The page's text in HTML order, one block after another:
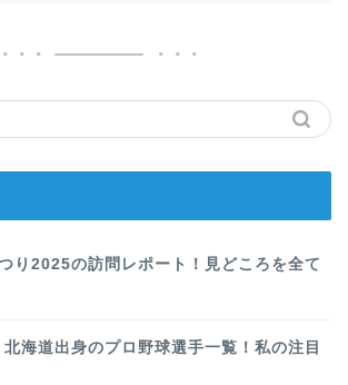
り2025の訪問レポート！見どころを全て
北海道出身のプロ野球選手一覧！私の注目